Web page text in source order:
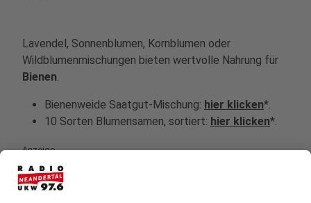
Lavendel, Sonnenblumen, Kornblumen oder
Wildblumenmischungen bieten wertvolle Nahrung für
Bienen.
Bienenweide Saatgut-Mischung: hier klicken*.
10 Sorten Blumensamen, sortiert: hier klicken*.
Anzeige